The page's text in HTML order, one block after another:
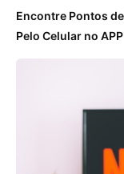
Encontre Pontos
Pelo Celular no APP